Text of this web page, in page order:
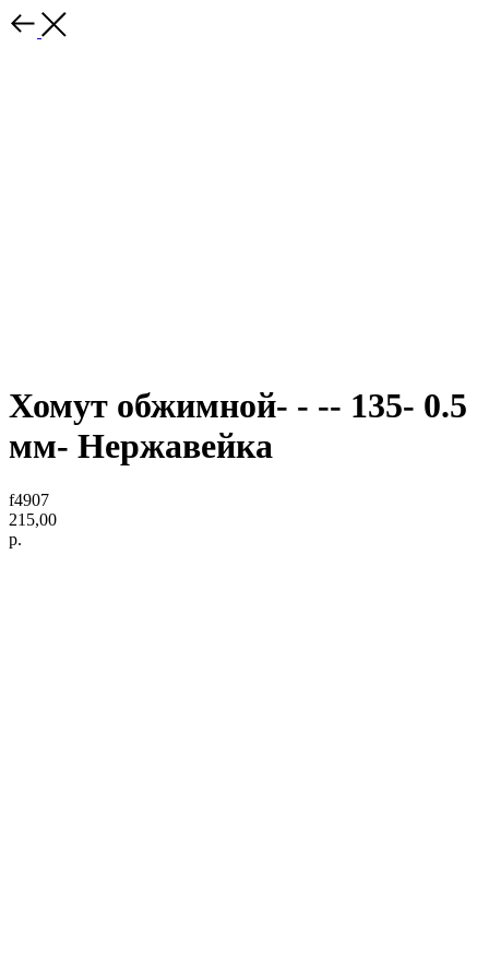
Хомут обжимной- - -- 135- 0.5
мм- Нержавейка
f4907
215,00
р.